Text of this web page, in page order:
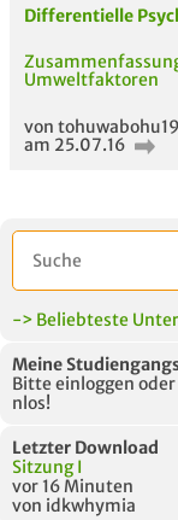
Differentielle
Umweltfaktoren
von
am 25.07.16
-> Beliebteste
Meine
Bitte einloggen oder
nlos!
Letzter Download
Sitzung I
vor 16 Minuten
von idkwhymia